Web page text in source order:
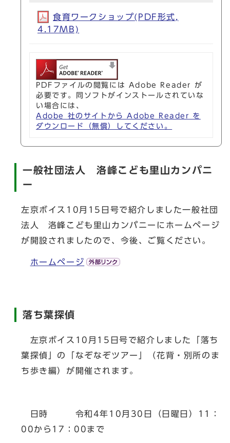
食育ワークショップ(PDF形式,
4.17MB)
PDFファイルの閲覧には Adobe Reader が
必要です。同ソフトがインストールされていな
い場合には、
Adobe 社のサイトから Adobe Reader を
ダウンロード（無償）してください。
一般社団法人 洛峰こども里山カンパニ
ー
左京ボイス10月15日号で紹介しました一般社団
法人 洛峰こども里山カンパニーにホームページ
が開設されましたので、今後、ご覧ください。
ホームページ
落ち葉探偵
左京ボイス10月15日号で紹介しました「落ち
葉探偵」の「なぞなぞツアー」（花背・別所のま
ち歩き編）が開催されます。
日時 令和4年10月30日（日曜日）11：
00から17：00まで